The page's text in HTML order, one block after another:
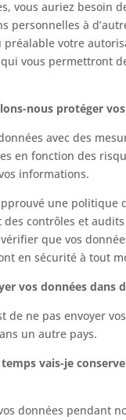
vous auriez besoin
personnelles à
votre
vous permettront
nous protéger
avec des
en fonction des
informations.
une politique
des contrôles et
que vos
en sécurité à tout
vos données dans
de ne pas envoyer
un autre pays.
vais-je
données pendant